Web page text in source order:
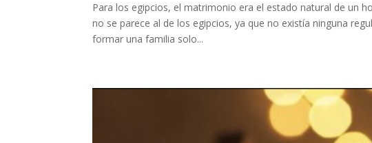
Para los egipcios, el matrimonio era el estado natural de un
no se parece al de los egipcios, ya que no existía ninguna
formar una familia solo...